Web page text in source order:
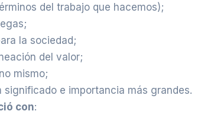
del trabajo que hacemos);
;
la sociedad;
del valor;
mismo;
e importancia más grandes.
con: